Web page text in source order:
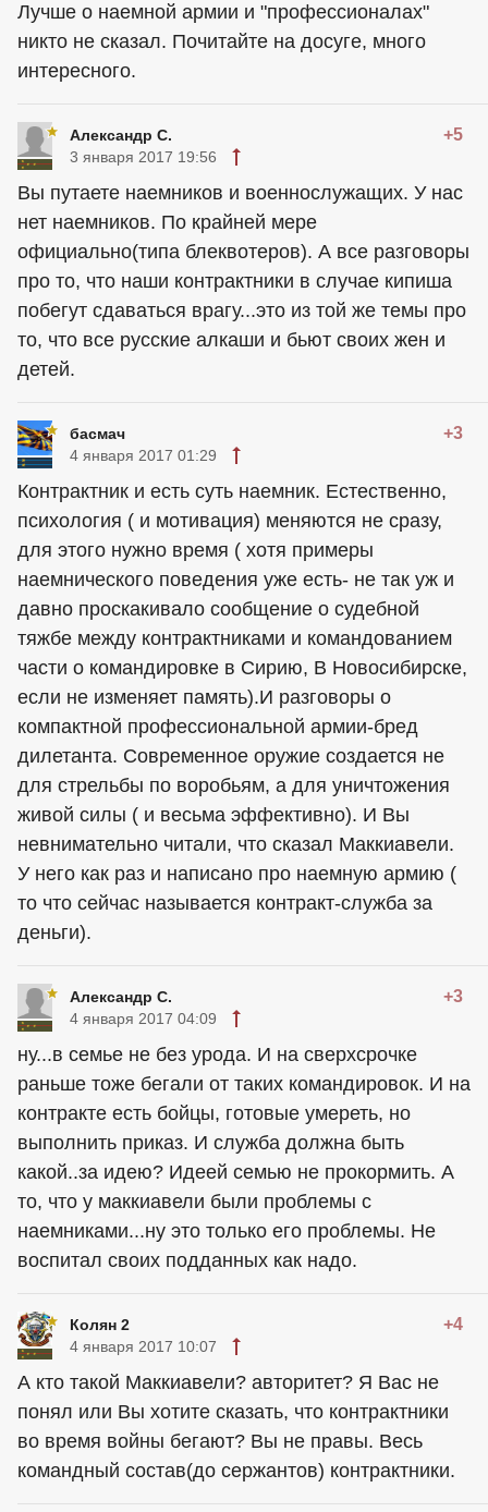
Лучше о наемной армии и "профессионалах"
никто не сказал. Почитайте на досуге, много
интересного.
Александр С. +5
3 января 2017 19:56
Вы путаете наемников и военнослужащих. У нас
нет наемников. По крайней мере
официально(типа блеквотеров). А все разговоры
про то, что наши контрактники в случае кипиша
побегут сдаваться врагу...это из той же темы про
то, что все русские алкаши и бьют своих жен и
детей.
басмач +3
4 января 2017 01:29
Контрактник и есть суть наемник. Естественно,
психология ( и мотивация) меняются не сразу,
для этого нужно время ( хотя примеры
наемнического поведения уже есть- не так уж и
давно проскакивало сообщение о судебной
тяжбе между контрактниками и командованием
части о командировке в Сирию, В Новосибирске,
если не изменяет память).И разговоры о
компактной профессиональной армии-бред
дилетанта. Современное оружие создается не
для стрельбы по воробьям, а для уничтожения
живой силы ( и весьма эффективно). И Вы
невнимательно читали, что сказал Маккиавели.
У него как раз и написано про наемную армию (
то что сейчас называется контракт-служба за
деньги).
Александр С. +3
4 января 2017 04:09
ну...в семье не без урода. И на сверхсрочке
раньше тоже бегали от таких командировок. И на
контракте есть бойцы, готовые умереть, но
выполнить приказ. И служба должна быть
какой..за идею? Идеей семью не прокормить. А
то, что у маккиавели были проблемы с
наемниками...ну это только его проблемы. Не
воспитал своих подданных как надо.
Колян 2 +4
4 января 2017 10:07
А кто такой Маккиавели? авторитет? Я Вас не
понял или Вы хотите сказать, что контрактники
во время войны бегают? Вы не правы. Весь
командный состав(до сержантов) контрактники.